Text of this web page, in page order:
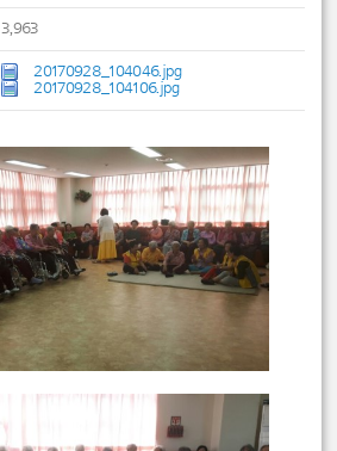
3,963
20170928_104046.jpg
20170928_104106.jpg